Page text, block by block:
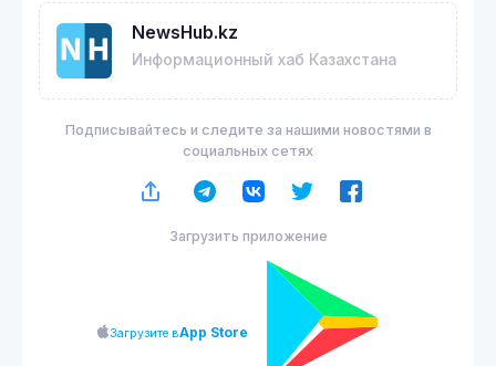
NewsHub.kz
Информационный хаб Казахстана
Подписывайтесь и следите за нашими новостями в
социальных сетях
Загрузить приложение
Загрузите вApp Store